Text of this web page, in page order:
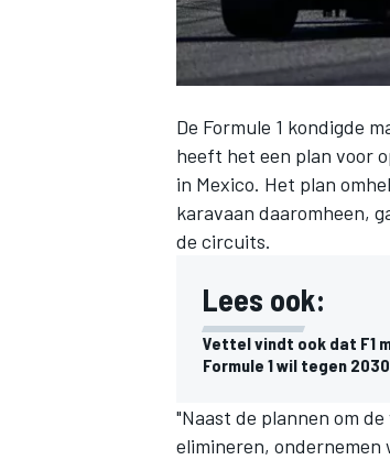
De Formule 1 kondigde
heeft het een plan voor
in Mexico. Het plan
karavaan daaromheen,
de circuits.
Lees ook:
Vettel vindt ook dat F1
Formule 1 wil tegen
"Naast de plannen om
elimineren,